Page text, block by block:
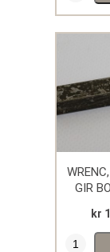
GIR
kr